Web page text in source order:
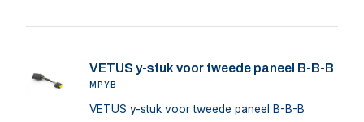
VETUS y-stuk voor tweede paneel B-B-B
MPYB
VETUS y-stuk voor tweede paneel B-B-B